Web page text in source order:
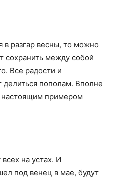
в разгар весны, то можно
сохранить между собой
Все радости и
делиться пополам. Вполне
настоящим примером
на устах. И
под венец в мае, будут